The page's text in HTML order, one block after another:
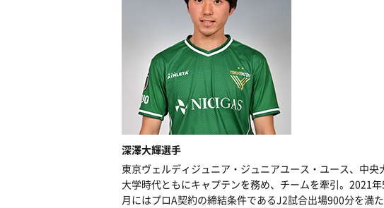
深澤大輝選手
東京ヴェルディジュニア・ジュニアユース・ユース、中
大学時代ともにキャプテンを務め、チームを牽引。2021
月にはプロA契約の締結条件であるJ2試合出場900分を満